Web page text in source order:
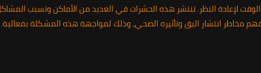
لإعادة النظر. تنتشر هذه الحشرات في العديد من الأماكن وتسبب
مخاطر انتشار البق وتأثيره الصحي، وذلك لمواجهة هذه المشكلة بفعالية.